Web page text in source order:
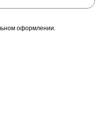
оформлении.